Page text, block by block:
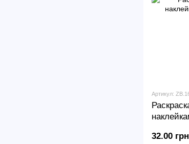
Артикул:
32.00 грн